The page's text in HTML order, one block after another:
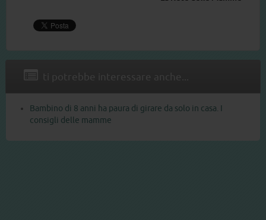
ti potrebbe interessare anche...
Bambino di 8 anni ha paura di girare da solo in casa. I
consigli delle mamme